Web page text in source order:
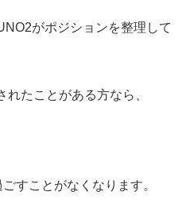
がポジションを整理して
たことがある方なら、
すことがなくなります。